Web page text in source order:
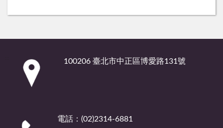
100206 臺北市中正區博愛路131號
電話：(02)2314-6881